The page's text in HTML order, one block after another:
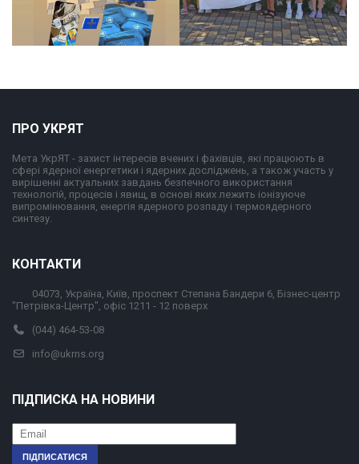
ПРО УКРЯТ
Мета УкрЯТ - захист інтересів вчених і фахівців, які працюють в
сфері ядерної енергетики і ядерних досліджень, а також участь у
вирішенні актуальних завдань безпечного використання
технологій, процесів і явищ, в основі яких лежить іонізуюче
випромінювання, енергія ядерного розпаду і термоядерного
синтезу.
КОНТАКТИ
04073, Україна, Київ, проспект Степана Бандери 6, Бізнес-центр
"Петрівка-Центр", офіс 1211 - 12 поверх
(044) 464-53-08
info@ukrns.org
ПІДПИСКА НА НОВИНИ